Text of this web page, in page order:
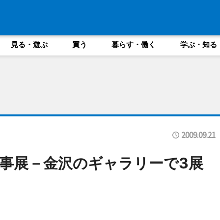
見る・遊ぶ 買う 暮らす・働く 学ぶ・知る
2009.09.21
展－金沢のギャラリーで3展